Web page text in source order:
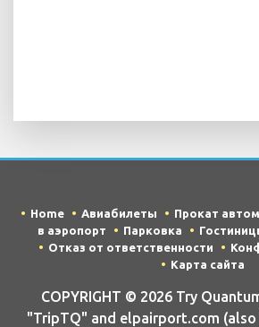
Home Авиабилеты Прокат
в аэропорт
Парковка
Отказ от ответственности
Карта сайта
COPYRIGHT © 2026 Try
"TripTQ" and elpairport.com (also